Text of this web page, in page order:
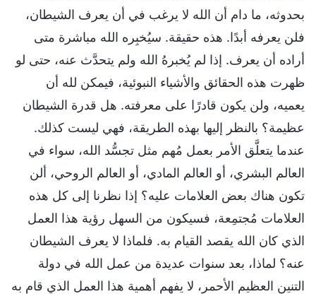
بحدوثه، ما دام أن الله لا يرغب في أن يعرف الشيطان،
فلن يعرفه أبدًا. هذه حقيقة. سيُخبِره الله مباشرة متى
أراده أن يعرف. إذا لم يُخبرهُ الله ولم يتحدَّث عنه، حتى لو
ظهرت هذه الحقائق والأشياء النبوئية، فيمكن لله أن
يعميه، ولن يكون قادرًا على معرفته. هل قدرة الشيطان
عظيمة؟ بالنظر إليها بهذه الطريقة، فهي ليست كذلك.
عندما يتعلَّق الأمر بعمل مُهم مثل تجسُّد الله، سواء في
العالم البشري، أو العالم المادي، أو العالم الروحي، ألن
تكون هناك بعض العلامات عليه؟ إذا نظرنا إلى كل هذه
العلامات مُجتمِعة، فسيكون من السهل رؤية هذا العمل
الذي كان الله يقصد القيام به. فلماذا لا يعرف الشيطان
عنه؟ لماذا، بعد سنوات عديدة من عمل الله في دولة
التنين العظيم الأحمر، لا يفهم أهمية هذا العمل الذي قام به